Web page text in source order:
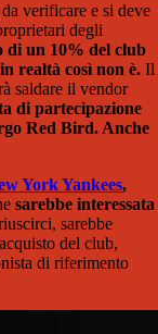
verificare e si deve
degli
di un 10% del club
realtà così non è. Il
saldare il vendor
di partecipazione
Red Bird. Anche
York Yankees,
sarebbe interessata
sarebbe
del club,
di riferimento